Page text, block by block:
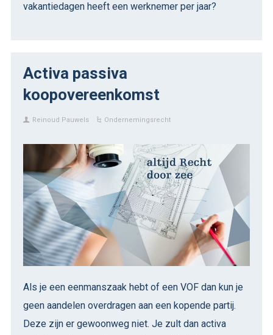
vakantiedagen heeft een werknemer per jaar?
Activa passiva
koopovereenkomst
Reinoud Pauwels Ondernemingsrecht
Als je een eenmanszaak hebt of een VOF dan kun je
geen aandelen overdragen aan een kopende partij.
Deze zijn er gewoonweg niet. Je zult dan activa